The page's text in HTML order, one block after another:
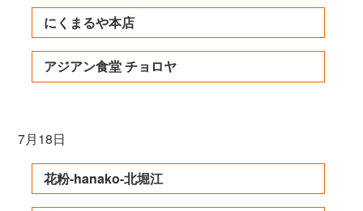
にくまるや本店
アジアン食堂 チョロヤ
7月18日
花粉-hanako-北堀江